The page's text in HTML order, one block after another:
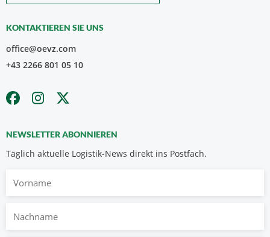
KONTAKTIEREN SIE UNS
office@oevz.com
+43 2266 801 05 10
NEWSLETTER ABONNIEREN
Täglich aktuelle Logistik-News direkt ins Postfach.
Nachname